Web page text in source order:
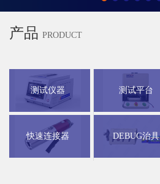
产品 PRODUCT
测试仪器 测试平台
快速连接器 DEBUG治具